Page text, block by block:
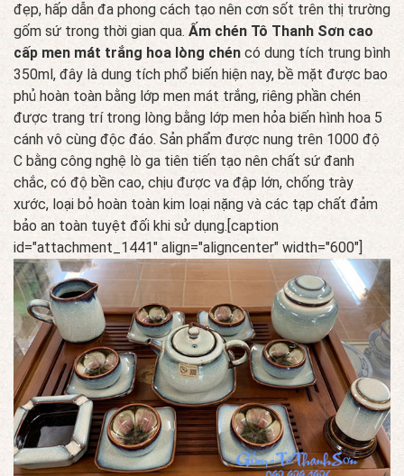
đẹp, hấp dẫn đa phong cách tạo nên cơn sốt trên thị trường
gốm sứ trong thời gian qua. Ấm chén Tô Thanh Sơn cao
cấp men mát trắng hoa lòng chén có dung tích trung bình
350ml, đây là dung tích phổ biến hiện nay, bề mặt được bao
phủ hoàn toàn bằng lớp men mát trắng, riêng phần chén
được trang trí trong lòng bằng lớp men hỏa biến hình hoa 5
cánh vô cùng độc đáo. Sản phẩm được nung trên 1000 độ
C bằng công nghệ lò ga tiên tiến tạo nên chất sứ đanh
chắc, có độ bền cao, chịu được va đập lớn, chống trày
xước, loại bỏ hoàn toàn kim loại nặng và các tạp chất đảm
bảo an toàn tuyệt đối khi sử dụng.[caption
id="attachment_1441" align="aligncenter" width="600"]